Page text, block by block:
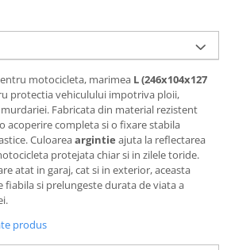
motocicleta, marimea L (246x104x127
protectia vehiculului impotriva ploii,
Fabricata din material rezistent
acoperire completa si o fixare stabila
Culoareaargintie ajuta la reflectarea
protejata chiar si in zilele toride.
atat in garaj, cat si in exterior, aceasta
fiabila si prelungeste durata de viata a
produs